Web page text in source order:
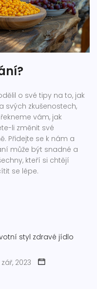
o své tipy na to, jak
svých zkušenostech,
vám, jak
li změnit své
Přidejte se k nám a
může být snadné a
kteří si chtějí
se lépe.
styl zdravé jídlo
2023